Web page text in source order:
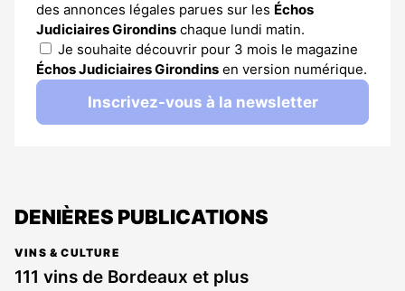
des annonces légales parues sur les Échos
Judiciaires Girondins chaque lundi matin.
Je souhaite découvrir pour 3 mois le magazine
Échos Judiciaires Girondins en version numérique.
Inscrivez-vous à la newsletter
DENIÈRES PUBLICATIONS
VINS & CULTURE
111 vins de Bordeaux et plus